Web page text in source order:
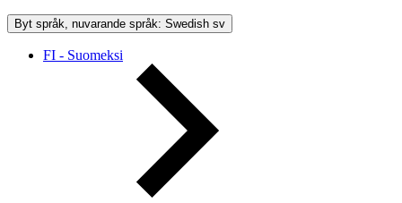
Byt språk, nuvarande språk: Swedish sv
FI - Suomeksi